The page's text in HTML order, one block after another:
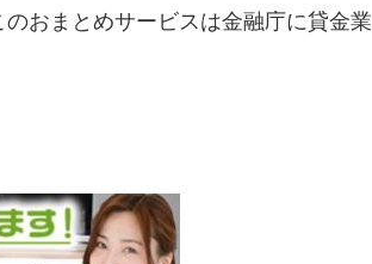
のおまとめサービス は金融庁に貸金業